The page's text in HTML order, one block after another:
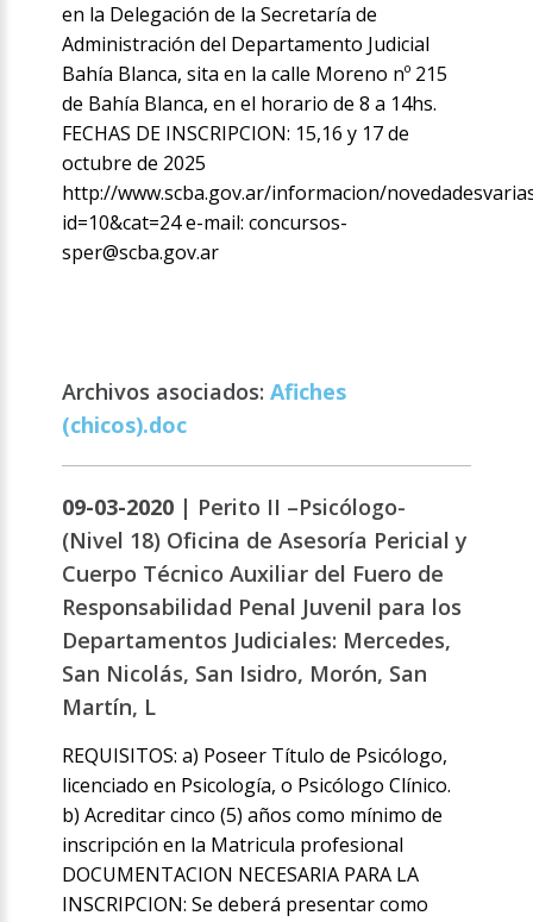
en la Delegación de la Secretaría de
Administración del Departamento Judicial
Bahía Blanca, sita en la calle Moreno nº 215
de Bahía Blanca, en el horario de 8 a 14hs.
FECHAS DE INSCRIPCION: 15,16 y 17 de
octubre de 2025
http://www.scba.gov.ar/informacion/
id=10&cat=24 e-mail: concursos-
sper@scba.gov.ar
Archivos asociados:Afiches
(chicos).doc
09-03-2020 | Perito II –Psicólogo-
(Nivel 18) Oficina de Asesoría Pericial y
Cuerpo Técnico Auxiliar del Fuero de
Responsabilidad Penal Juvenil para los
Departamentos Judiciales: Mercedes,
San Nicolás, San Isidro, Morón, San
Martín, L
REQUISITOS: a) Poseer Título de Psicólogo,
licenciado en Psicología, o Psicólogo Clínico.
b) Acreditar cinco (5) años como mínimo de
inscripción en la Matricula profesional
DOCUMENTACION NECESARIA PARA LA
INSCRIPCION: Se deberá presentar como